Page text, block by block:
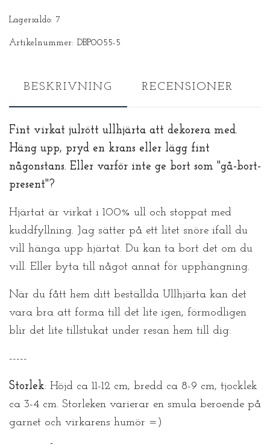
Lagersaldo: 7
Artikelnummer: DBP0055-5
BESKRIVNING RECENSIONER
Fint virkat julrött ullhjärta att dekorera med.
Häng upp, pryd en krans eller lägg fint
någonstans. Eller varför inte ge bort som "gå-bort-
present"?
Hjärtat är virkat i 100% ull och stoppat med
kuddfyllning. Jag sätter på ett litet snöre ifall du
vill hänga upp hjärtat. Du kan ta bort det om du
vill. Eller byta till något annat för upphängning.
När du fått hem ditt beställda Ullhjärta kan det
vara bra att forma till det lite igen, förmodligen
blir det lite tillstukat under resan hem till dig.
-----
Storlek: Höjd ca 11-12 cm, bredd ca 8-9 cm, tjocklek
ca 3-4 cm. Storleken varierar en smula beroende på
garnet och virkarens humör =)